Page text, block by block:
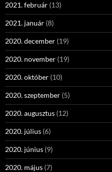
2021. február (13)
2021. január (8)
2020. december (19)
2020. november (19)
2020. október (10)
2020. szeptember (5)
2020. augusztus (12)
2020. július (6)
2020. június (9)
2020. május (7)